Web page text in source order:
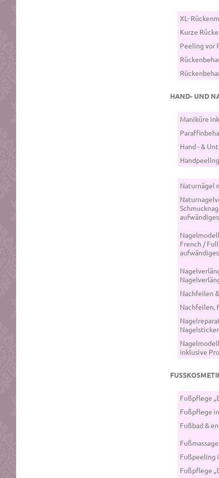
XL-
Kurze
Peeling vor
HAND- UND
Maniküre
Hand - &
Naturnägel
French /
Nachfeilen
Nachfeilen,
inklusive
Fußpflege
Fußpflege
Fußbad &
Fußpeeling
Fußpflege